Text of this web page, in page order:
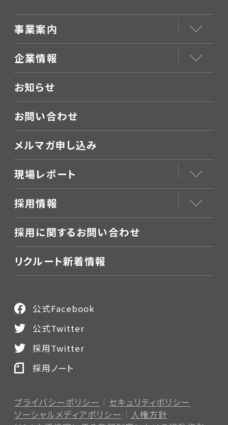
事業案内
企業情報
お知らせ
お問い合わせ
メルマガ申し込み
現場レポート
採用情報
採用に関するお問い合わせ
リクルート新着情報
プライバシーポリシー
セキュリティポリシー
ソーシャルメディアポリシー
人権方針
公式Facebook
公式Twitter
採用Twitter
採用ノート